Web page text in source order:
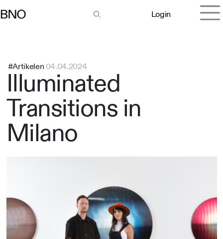
Login
#Artikelen 04.04.2024
Illuminated
Transitions in
Milano